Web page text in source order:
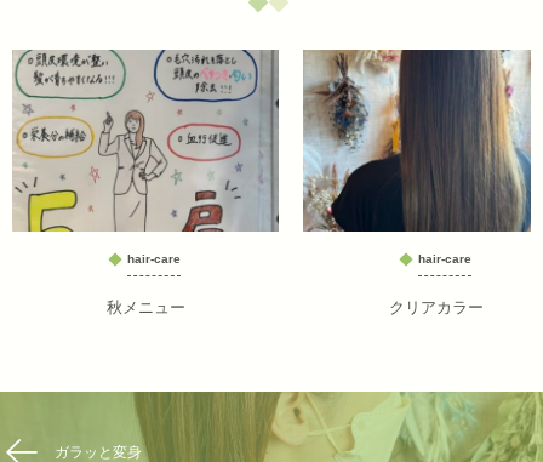
hair-care
秋メニュー
hair-care
クリアカラー
ガラッと変身